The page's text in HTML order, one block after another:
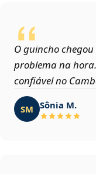
O guincho
problema na
confiável no
SM Sônia M.